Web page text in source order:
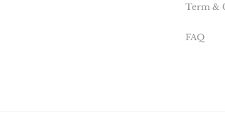
Term &
FAQ